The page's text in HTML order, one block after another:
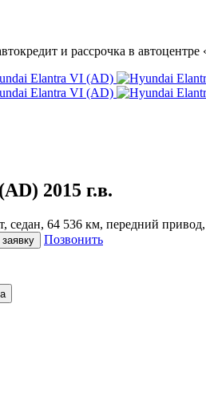
и рассрочка в
2015 г.в.
седан, 64 536 км, передний
Позвонить